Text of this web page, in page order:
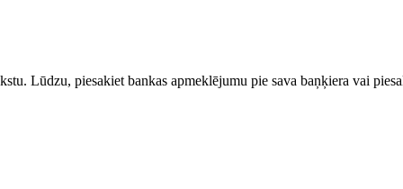
Lūdzu, piesakiet bankas apmeklējumu pie sava baņķiera vai